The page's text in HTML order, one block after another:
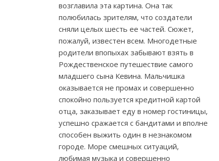
возглавила эта картина. Она так
полюбилась зрителям, что создатели
сняли целых шесть ее частей. Сюжет,
пожалуй, известен всем. Многодетные
родители впопыхах забывают взять в
Рождественское путешествие самого
младшего сына Кевина. Мальчишка
оказывается не промах и совершенно
спокойно пользуется кредитной картой
отца, заказывает еду в номер гостиницы,
успешно сражается с бандитами и вполне
способен выжить один в незнакомом
городе. Море смешных ситуаций,
любимая музыка и совершенно